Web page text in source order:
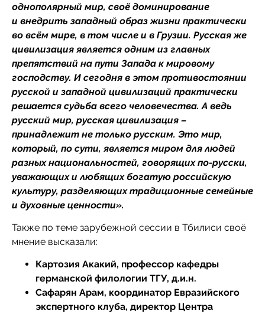
однополярный мир, своё доминирование
и внедрить западный образ жизни практически
во всём мире, в том числе и в Грузии. Русская же
цивилизация является одним из главных
препятствий на пути Запада к мировому
господству. И сегодня в этом противостоянии
русской и западной цивилизаций практически
решается судьба всего человечества. А ведь
русский мир, русская цивилизация –
принадлежит не только русским. Это мир,
который, по сути, является миром для людей
разных национальностей, говорящих по-русски,
уважающих и любящих богатую российскую
культуру, разделяющих традиционные семейные
и духовные ценности».
Также по теме зарубежной сессии в Тбилиси своё
мнение высказали:
Картозия Акакий, профессор кафедры
германской филологии ТГУ, д.и.н.
Сафарян Арам, координатор Евразийского
экспертного клуба, директор Центра